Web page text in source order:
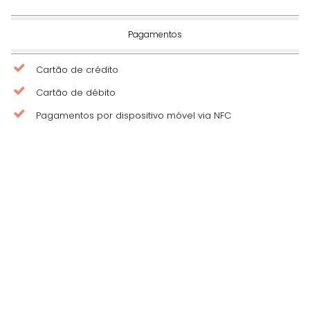
Pagamentos
Cartão de crédito
Cartão de débito
Pagamentos por dispositivo móvel via NFC